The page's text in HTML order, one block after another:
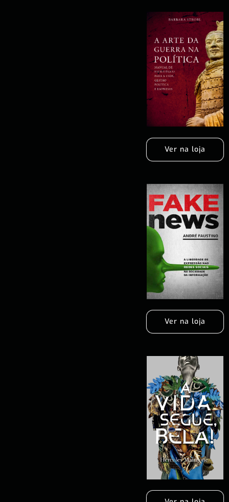
Ver na loja
Ver na loja